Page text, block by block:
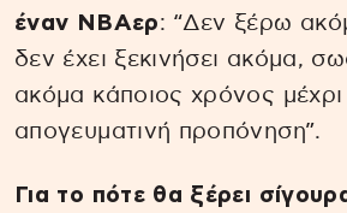
έναν NBAερ: “Δεν ξέρω
δεν έχει ξεκινήσει ακόμα,
ακόμα κάποιος χρόνος μέχρι
απογευματινή προπόνηση”.
Για το πότε θα ξέρει